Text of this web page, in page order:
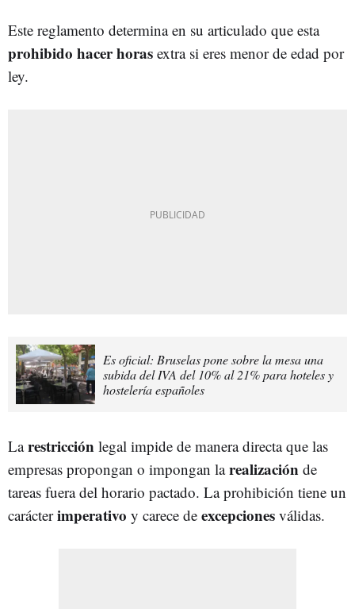
Este reglamento determina en su articulado que esta
prohibido hacer horas extra si eres menor de edad por
ley.
Es oficial: Bruselas pone sobre la mesa una
subida del IVA del 10% al 21% para hoteles y
hostelería españoles
Larestricción legal impide de manera directa que las
empresas propongan o impongan larealización de
tareas fuera del horario pactado. La prohibición tiene un
carácterimperativo y carece de excepciones válidas.